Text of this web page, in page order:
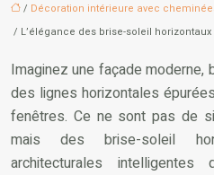
/ Décoration intérieure avec
/ L’élégance des brise-soleil
Imaginez une façade moderne,
des lignes horizontales
fenêtres. Ce ne sont pas de
mais des brise-soleil
architecturales